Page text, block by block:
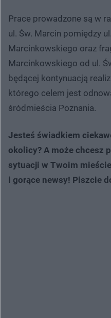
Prace prowadzone są w
ul. Św. Marcin pomiędzy
Marcinkowskiego oraz
Marcinkowskiego od ul.
będącej kontynuacją
którego celem jest
śródmieścia Poznania.
Jesteś świadkiem
okolicy? A może chcesz
sytuacji w Twoim
i gorące newsy! Piszcie